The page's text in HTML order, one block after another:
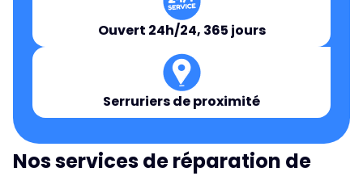
Ouvert 24h/24, 365 jours
Serruriers de proximité
Nos services de réparation de